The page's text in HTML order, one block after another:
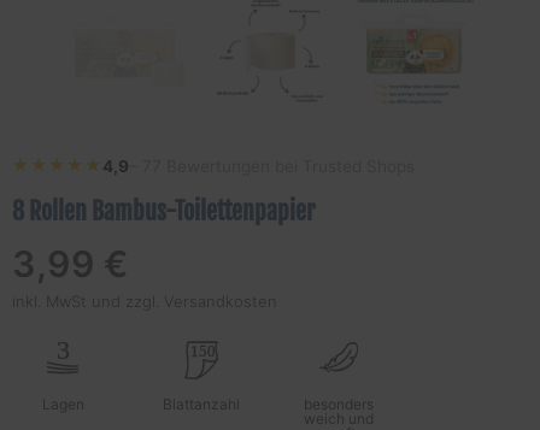
★★★★★
★★★★★ 4,9
8 Rollen Bambus-Toilettenpapier
Regulärer
Preis
3,99 €
inkl. MwSt und zzgl. Versandkosten
Lagen Blattanzahl
besonders
weich und